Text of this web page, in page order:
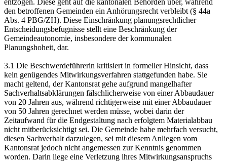
den betroffenen Gemeinden ein Anhörungsrecht verbleibt (§ 44a
Abs. 4 PBG/ZH). Diese Einschränkung planungsrechtlicher
Entscheidungsbefugnisse stellt eine Beschränkung der
Gemeindeautonomie, insbesondere der kommunalen
Planungshoheit, dar.
3.1 Die Beschwerdeführerin kritisiert in formeller Hinsicht, dass
kein genügendes Mitwirkungsverfahren stattgefunden habe. Sie
macht geltend, der Kantonsrat gehe aufgrund mangelhafter
Sachverhaltsabklärungen fälschlicherweise von einer Abbaudauer
von 20 Jahren aus, während richtigerweise mit einer Abbaudauer
von 50 Jahren gerechnet werden müsse, wobei darin der
Zeitaufwand für die Endgestaltung nach erfolgtem Materialabbau
nicht mitberücksichtigt sei. Die Gemeinde habe mehrfach versucht,
diesen Sachverhalt darzulegen, sei mit diesem Anliegen vom
Kantonsrat jedoch nicht angemessen zur Kenntnis genommen
worden. Darin liege eine Verletzung ihres Mitwirkungsanspruchs